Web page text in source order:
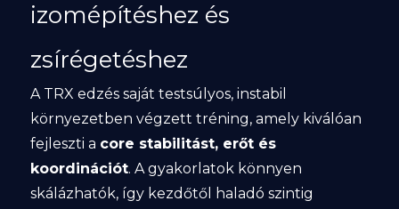
izomépítéshez és
zsírégetéshez
A TRX edzés saját testsúlyos, instabil
környezetben végzett tréning, amely kiválóan
fejleszti a core stabilitást, erőt és
koordinációt. A gyakorlatok könnyen
skálázhatók, így kezdőtől haladó szintig